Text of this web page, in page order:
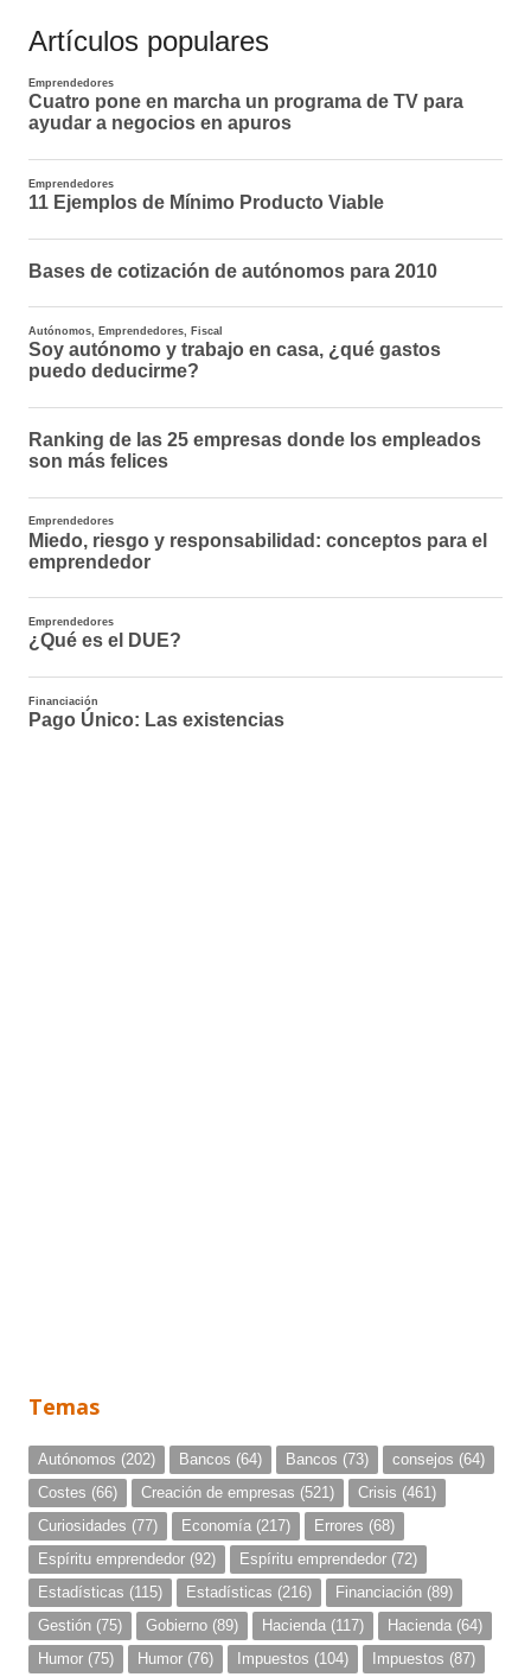
Artículos populares
Temas
Autónomos (202) Bancos (64) Bancos (73) consejos (64)
Costes (66) Creación de empresas (521) Crisis (461)
Curiosidades (77) Economía (217) Errores (68)
Espíritu emprendedor (92) Espíritu emprendedor (72)
Estadísticas (115) Estadísticas (216) Financiación (89)
Gestión (75) Gobierno (89) Hacienda (117) Hacienda (64)
Humor (75) Humor (76) Impuestos (104) Impuestos (87)